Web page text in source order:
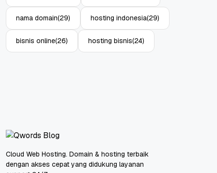
nama domain(29) hosting indonesia(29)
bisnis online(26) hosting bisnis(24)
Cloud Web Hosting. Domain & hosting terbaik
dengan akses cepat yang didukung layanan